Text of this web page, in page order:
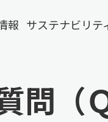
報 サステナビリテ
問（